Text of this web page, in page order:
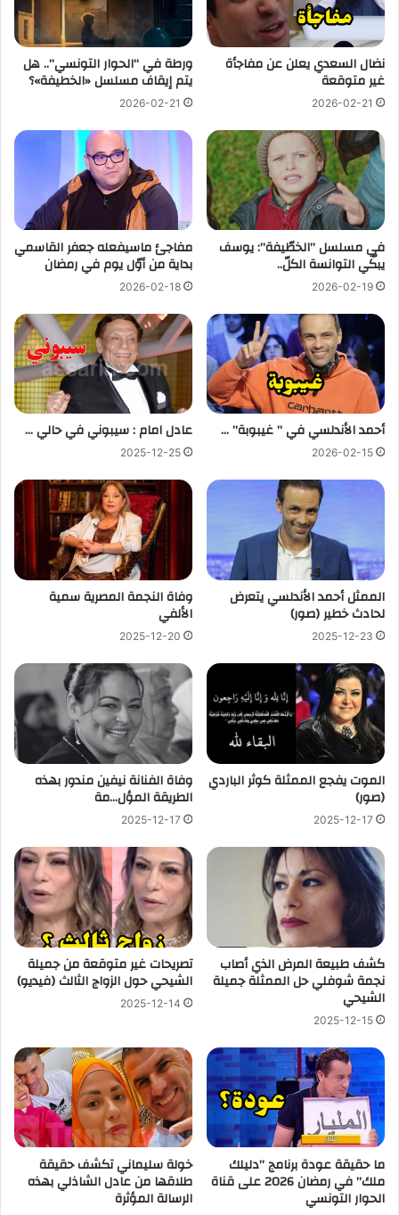
نضال السعدي يعلن عن مفاجأة
غير متوقعة
2026-02-21
ورطة في “الحوار التونسي”.. هل
يتم إيقاف مسلسل «الخطيفة»؟
2026-02-21
في مسلسل ”الخطّيفة”: يوسف
يبكّي التوانسة الكلّ..
2026-02-19
مفاجئ ماسيفعله جعفر القاسمي
بداية من أوّل يوم في رمضان
2026-02-18
أحمد الأندلسي في ” غيبوبة” …
2026-02-15
عادل امام : سيبوني في حالي …
2025-12-25
الممثل أحمد الأندلسي يتعرض
لحادث خطير (صور)
2025-12-23
وفاة النجمة المصرية سمية
الألفي
2025-12-20
الموت يفجع الممثلة كوثر الباردي
(صور)
2025-12-17
وفاة الفنانة نيفين مندور بهذه
الطريقة المؤل…مة
2025-12-17
كشف طبيعة المرض الذي أصاب
نجمة شوفلي حل الممثلة جميلة
الشيحي
2025-12-15
تصريحات غير متوقعة من جميلة
الشيحي حول الزواج الثالث (فيديو)
2025-12-14
ما حقيقة عودة برنامج ”دليلك
ملك” في رمضان 2026 على قناة
الحوار التونسي
خولة سليماني تكشف حقيقة
طلاقها من عادل الشاذلي بهذه
الرسالة المؤثرة